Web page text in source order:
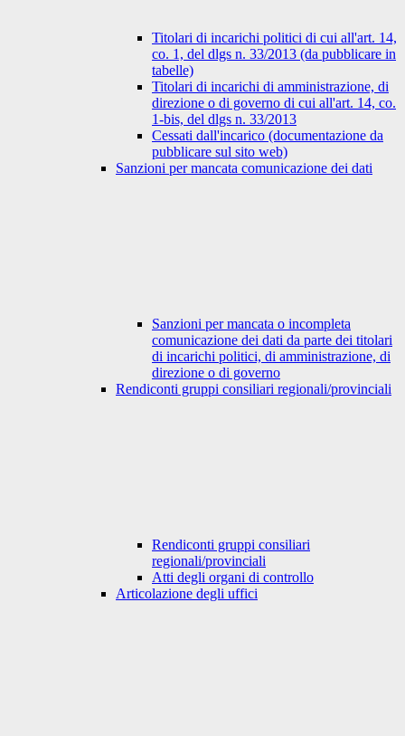
Titolari di incarichi politici di cui all'art. 14,
co. 1, del dlgs n. 33/2013 (da pubblicare in
tabelle)
Titolari di incarichi di amministrazione, di
direzione o di governo di cui all'art. 14, co.
1-bis, del dlgs n. 33/2013
Cessati dall'incarico (documentazione da
pubblicare sul sito web)
Sanzioni per mancata comunicazione dei dati
Sanzioni per mancata o incompleta
comunicazione dei dati da parte dei titolari
di incarichi politici, di amministrazione, di
direzione o di governo
Rendiconti gruppi consiliari regionali/provinciali
Rendiconti gruppi consiliari
regionali/provinciali
Atti degli organi di controllo
Articolazione degli uffici